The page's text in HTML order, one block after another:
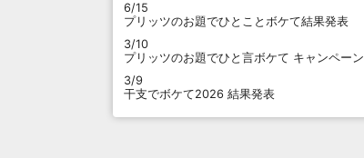
6/15
プリッツのお題でひとことボケて結果発表
3/10
プリッツのお題でひと言ボケて キャンペーン
3/9
干支でボケて2026 結果発表